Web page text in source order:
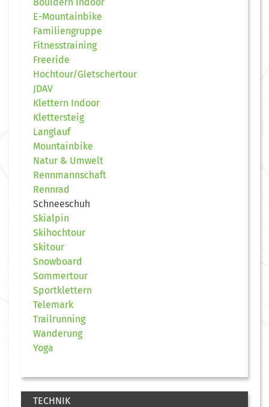
E-Mountainbike
Familiengruppe
Fitnesstraining
Freeride
Hochtour/Gletschertour
JDAV
Klettern Indoor
Klettersteig
Langlauf
Mountainbike
Natur & Umwelt
Rennmannschaft
Rennrad
Schneeschuh
Skialpin
Skihochtour
Skitour
Snowboard
Sommertour
Sportklettern
Telemark
Trailrunning
Wanderung
Yoga
TECHNIK